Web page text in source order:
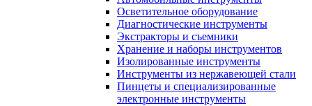
Осветительное оборудование
Диагностические инструменты
Экстракторы и съемники
Хранение и наборы инструментов
Изолированные инструменты
Инструменты из нержавеющей стали
Пинцеты и специализированные
электронные инструменты